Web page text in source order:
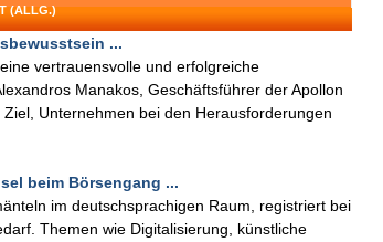
(ALLG.)
...
vertrauensvolle und erfolgreiche
Manakos, Geschäftsführer der Apollon
Unternehmen bei den Herausforderungen
beim Börsengang ...
im deutschsprachigen Raum, registriert bei
Themen wie Digitalisierung, künstliche